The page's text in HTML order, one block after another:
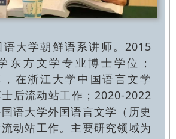
语大学朝鲜语系讲师。2015
东方文学专业博士学位；
在浙江大学中国语言文学
士后流动站工作；2020-2022
语大学外国语言文学（历史
动站工作。主要研究领域为